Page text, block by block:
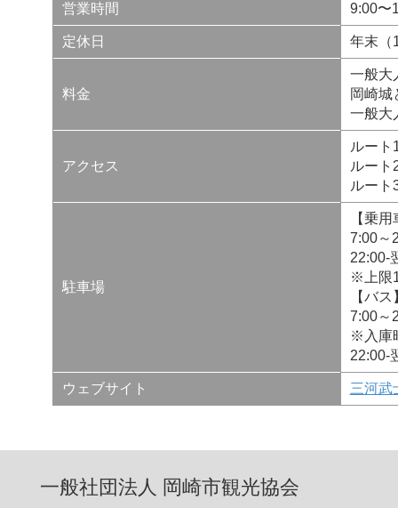
営業時間 9:00〜
定休日 年末（
料金
一般大
岡崎城
一般大
アクセス
ルート
ルート
ルート
駐車場
【乗
7:00～
22:00-
※上限
【バス
7:00～
※入庫
22:00-
ウェブサイト 三河武
一般社団法人 岡崎市観光協会